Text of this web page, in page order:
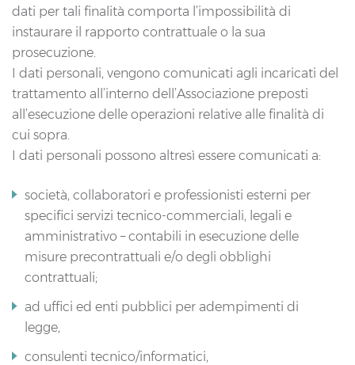
dati per tali finalità comporta l’impossibilità di
instaurare il rapporto contrattuale o la sua
prosecuzione.
I dati personali, vengono comunicati agli incaricati del
trattamento all’interno dell’Associazione preposti
all’esecuzione delle operazioni relative alle finalità di
cui sopra.
I dati personali possono altresì essere comunicati a:
società, collaboratori e professionisti esterni per
specifici servizi tecnico-commerciali, legali e
amministrativo – contabili in esecuzione delle
misure precontrattuali e/o degli obblighi
contrattuali;
ad uffici ed enti pubblici per adempimenti di
legge,
consulenti tecnico/informatici,